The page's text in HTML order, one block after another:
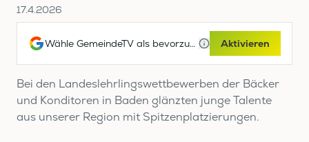
17.4.2026
Wähle GemeindeTV als bevorzugte Google-Quelle Aktivieren
Bei den Landeslehrlingswettbewerben der Bäcker
und Konditoren in Baden glänzten junge Talente
aus unserer Region mit Spitzenplatzierungen.